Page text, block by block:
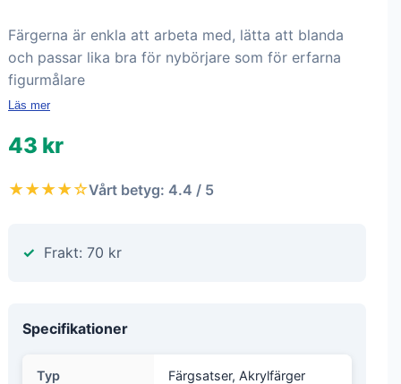
Färgerna är enkla att arbeta med, lätta att blanda
och passar lika bra för nybörjare som för erfarna
figurmålare
Läs mer
43 kr
★★★★☆Vårt betyg: 4.4 / 5
Frakt: 70 kr
Specifikationer
Typ Färgsatser, Akrylfärger